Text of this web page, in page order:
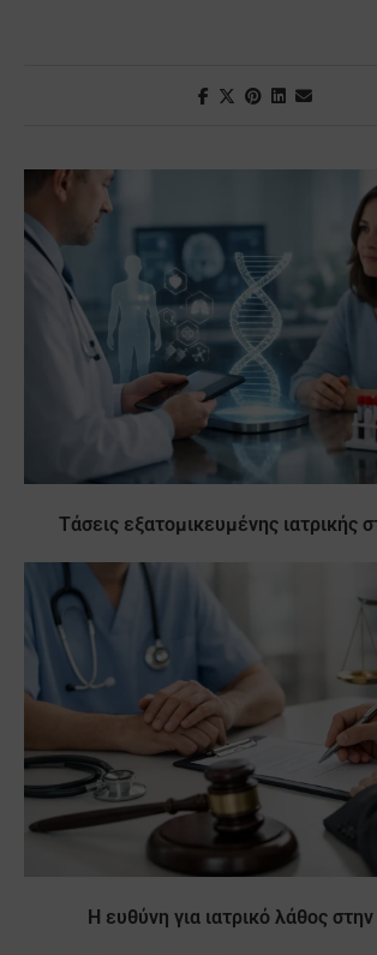
Τάσεις εξατομικευμένης ιατρικής
Η ευθύνη για ιατρικό λάθος